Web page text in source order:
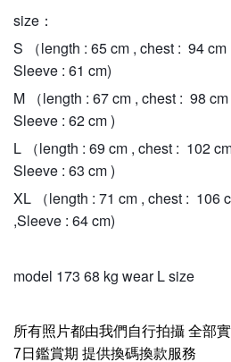
size：
S （length : 65 cm , chest : 94 cm
Sleeve : 61 cm)
M （length : 67 cm , chest : 98
Sleeve : 62 cm )
L （length : 69 cm , chest : 102
Sleeve : 63 cm )
XL （length : 71 cm , chest : 106
,Sleeve : 64 cm)
model 173 68 kg wear L size
所有照片都由我們自行拍攝 全部
7日鑑賞期 提供換碼換款服務